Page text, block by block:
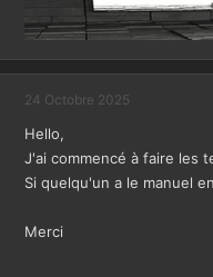
24 Octobre 2025
Hello,
J'ai commencé à faire les
Si quelqu'un a le manuel
Merci